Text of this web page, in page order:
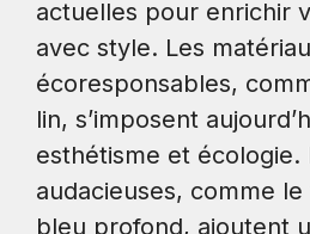
actuelles pour enrichir
avec style. Les
écoresponsables,
lin, s’imposent
esthétisme et écologie.
audacieuses, comme
bleu profond, ajoutent